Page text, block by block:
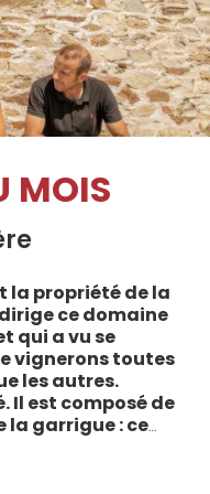
MOIS
la propriété de la
ce domaine
qui a vu se
vignerons toutes
les autres.
Il est composé de
la garrigue : ce
Caussiniojouls,